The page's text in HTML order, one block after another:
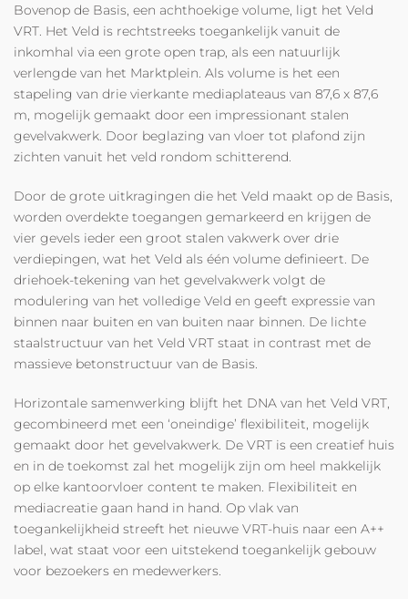
Bovenop de Basis, een achthoekige volume, ligt het Veld
VRT. Het Veld is rechtstreeks toegankelijk vanuit de
inkomhal via een grote open trap, als een natuurlijk
verlengde van het Marktplein. Als volume is het een
stapeling van drie vierkante mediaplateaus van 87,6 x 87,6
m, mogelijk gemaakt door een impressionant stalen
gevelvakwerk. Door beglazing van vloer tot plafond zijn
zichten vanuit het veld rondom schitterend.
Door de grote uitkragingen die het Veld maakt op de Basis,
worden overdekte toegangen gemarkeerd en krijgen de
vier gevels ieder een groot stalen vakwerk over drie
verdiepingen, wat het Veld als één volume definieert. De
driehoek-tekening van het gevelvakwerk volgt de
modulering van het volledige Veld en geeft expressie van
binnen naar buiten en van buiten naar binnen. De lichte
staalstructuur van het Veld VRT staat in contrast met de
massieve betonstructuur van de Basis.
Horizontale samenwerking blijft het DNA van het Veld VRT,
gecombineerd met een ‘oneindige’ flexibiliteit, mogelijk
gemaakt door het gevelvakwerk. De VRT is een creatief huis
en in de toekomst zal het mogelijk zijn om heel makkelijk
op elke kantoorvloer content te maken. Flexibiliteit en
mediacreatie gaan hand in hand. Op vlak van
toegankelijkheid streeft het nieuwe VRT-huis naar een A++
label, wat staat voor een uitstekend toegankelijk gebouw
voor bezoekers en medewerkers.